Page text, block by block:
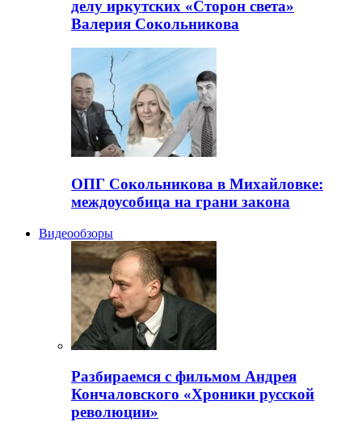
делу иркутских «Сторон света»
Валерия Сокольникова
ОПГ Сокольникова в Михайловке:
междоусобица на грани закона
Видеообзоры
Разбираемся с фильмом Андрея
Кончаловского «Хроники русской
революции»